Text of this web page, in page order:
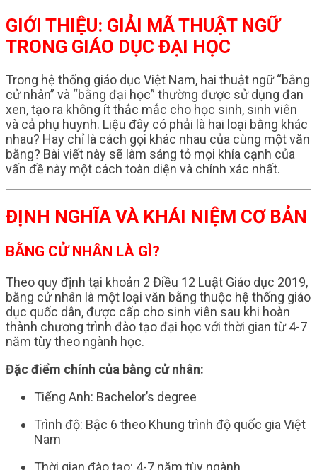
GIỚI THIỆU: GIẢI MÃ THUẬT NGỮ
TRONG GIÁO DỤC ĐẠI HỌC
Trong hệ thống giáo dục Việt Nam, hai thuật ngữ “bằng
cử nhân” và “bằng đại học” thường được sử dụng đan
xen, tạo ra không ít thắc mắc cho học sinh, sinh viên
và cả phụ huynh. Liệu đây có phải là hai loại bằng khác
nhau? Hay chỉ là cách gọi khác nhau của cùng một văn
bằng? Bài viết này sẽ làm sáng tỏ mọi khía cạnh của
vấn đề này một cách toàn diện và chính xác nhất.
ĐỊNH NGHĨA VÀ KHÁI NIỆM CƠ BẢN
BẰNG CỬ NHÂN LÀ GÌ?
Theo quy định tại khoản 2 Điều 12 Luật Giáo dục 2019,
bằng cử nhân là một loại văn bằng thuộc hệ thống giáo
dục quốc dân, được cấp cho sinh viên sau khi hoàn
thành chương trình đào tạo đại học với thời gian từ 4-7
năm tùy theo ngành học.
Đặc điểm chính của bằng cử nhân:
Tiếng Anh: Bachelor’s degree
Trình độ: Bậc 6 theo Khung trình độ quốc gia Việt
Nam
Thời gian đào tạo: 4-7 năm tùy ngành